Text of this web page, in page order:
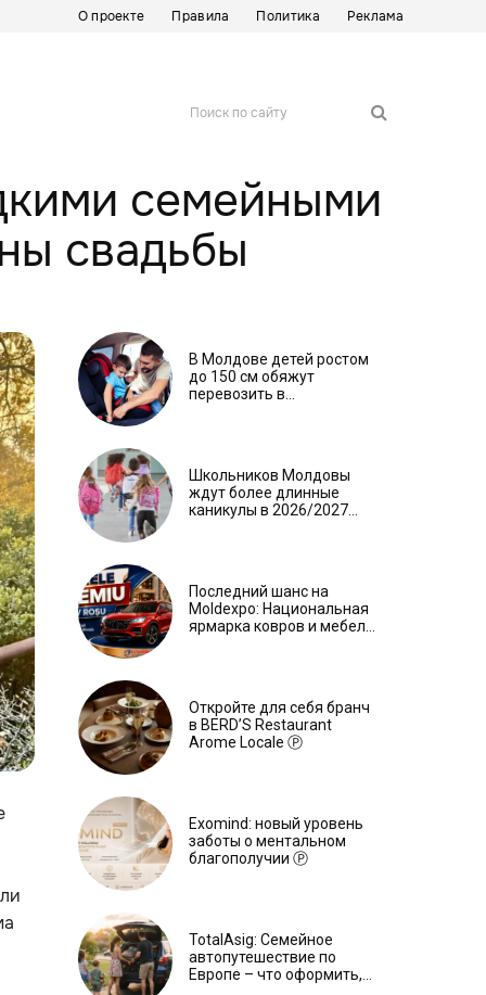
О проекте Правила Политика Реклама
Поиск по сайту
семейными
свадьбы
В Молдове детей ростом
до 150 см обяжут
перевозить в
Школьников Молдовы
ждут более длинные
каникулы в 2026/2027
Последний шанс на
Moldexpo: Национальная
ярмарка ковров и мебели
Откройте для себя бранч
в BERD’S Restaurant
Arome Locale Ⓟ
Exomind: новый уровень
заботы о ментальном
благополучии Ⓟ
TotalAsig: Семейное
автопутешествие по
Европе – что оформить,